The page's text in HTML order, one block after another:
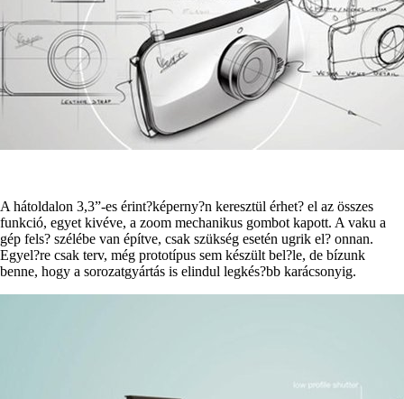
A hátoldalon 3,3”-es érint?képerny?n keresztül érhet? el az összes
funkció, egyet kivéve, a zoom mechanikus gombot kapott. A vaku a
gép fels? szélébe van építve, csak szükség esetén ugrik el? onnan.
Egyel?re csak terv, még prototípus sem készült bel?le, de bízunk
benne, hogy a sorozatgyártás is elindul legkés?bb karácsonyig.